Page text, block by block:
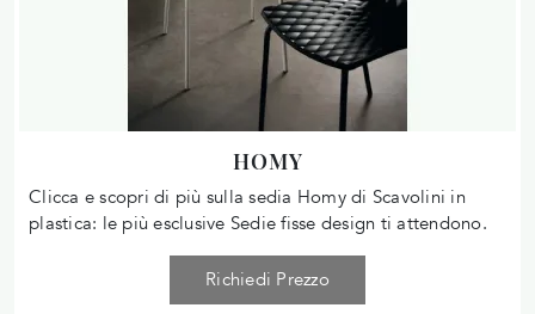
HOMY
Clicca e scopri di più sulla sedia Homy di Scavolini in
plastica: le più esclusive Sedie fisse design ti attendono.
Richiedi Prezzo